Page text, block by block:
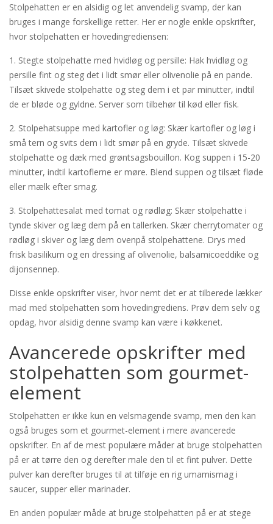
Stolpehatten er en alsidig og let anvendelig svamp, der kan
bruges i mange forskellige retter. Her er nogle enkle opskrifter,
hvor stolpehatten er hovedingrediensen:
1. Stegte stolpehatte med hvidløg og persille: Hak hvidløg og
persille fint og steg det i lidt smør eller olivenolie på en pande.
Tilsæt skivede stolpehatte og steg dem i et par minutter, indtil
de er bløde og gyldne. Server som tilbehør til kød eller fisk.
2. Stolpehatsuppe med kartofler og løg: Skær kartofler og løg i
små tern og svits dem i lidt smør på en gryde. Tilsæt skivede
stolpehatte og dæk med grøntsagsbouillon. Kog suppen i 15-20
minutter, indtil kartoflerne er møre. Blend suppen og tilsæt fløde
eller mælk efter smag.
3. Stolpehattesalat med tomat og rødløg: Skær stolpehatte i
tynde skiver og læg dem på en tallerken. Skær cherrytomater og
rødløg i skiver og læg dem ovenpå stolpehattene. Drys med
frisk basilikum og en dressing af olivenolie, balsamicoeddike og
dijonsennep.
Disse enkle opskrifter viser, hvor nemt det er at tilberede lækker
mad med stolpehatten som hovedingrediens. Prøv dem selv og
opdag, hvor alsidig denne svamp kan være i køkkenet.
Avancerede opskrifter med
stolpehatten som gourmet-
element
Stolpehatten er ikke kun en velsmagende svamp, men den kan
også bruges som et gourmet-element i mere avancerede
opskrifter. En af de mest populære måder at bruge stolpehatten
på er at tørre den og derefter male den til et fint pulver. Dette
pulver kan derefter bruges til at tilføje en rig umamismag i
saucer, supper eller marinader.
En anden populær måde at bruge stolpehatten på er at stege